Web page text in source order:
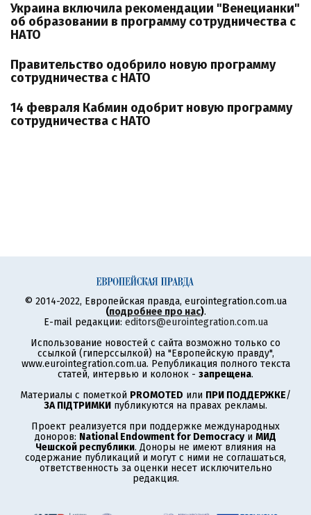
Украина включила рекомендации "Венецианки"
об образовании в программу сотрудничества с
НАТО
Правительство одобрило новую программу
сотрудничества с НАТО
14 февраля Кабмин одобрит новую программу
сотрудничества с НАТО
© 2014-2022, Европейская правда, eurointegration.com.ua
(подробнее про нас).
E-mail редакции: editors@eurointegration.com.ua
Использование новостей с сайта возможно только со
ссылкой (гиперссылкой) на "Европейскую правду",
www.eurointegration.com.ua. Републикация полного текста
статей, интервью и колонок - запрещена.
Материалы с пометкой PROMOTED или ПРИ ПОДДЕРЖКЕ/
ЗА ПІДТРИМКИ публикуются на правах рекламы.
Проект реализуется при поддержке международных
доноров: National Endowment for Democracyи МИД
Чешской республики. Доноры не имеют влияния на
содержание публикаций и могут с ними не соглашаться,
ответственность за оценки несет исключительно
редакция.